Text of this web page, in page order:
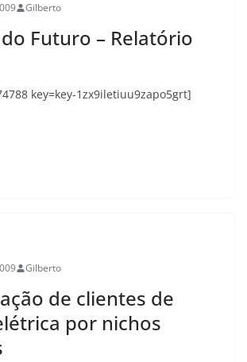
Gilberto
Futuro – Relatório
key=key-1zx9iletiuu9zapo5grt]
Gilberto
de clientes de
por nichos